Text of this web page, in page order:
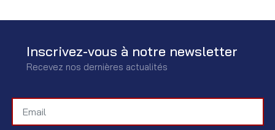
Inscrivez-vous à notre newsletter
Recevez nos dernières actualités